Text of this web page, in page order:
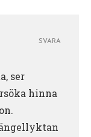
ser
hinna
SVARA